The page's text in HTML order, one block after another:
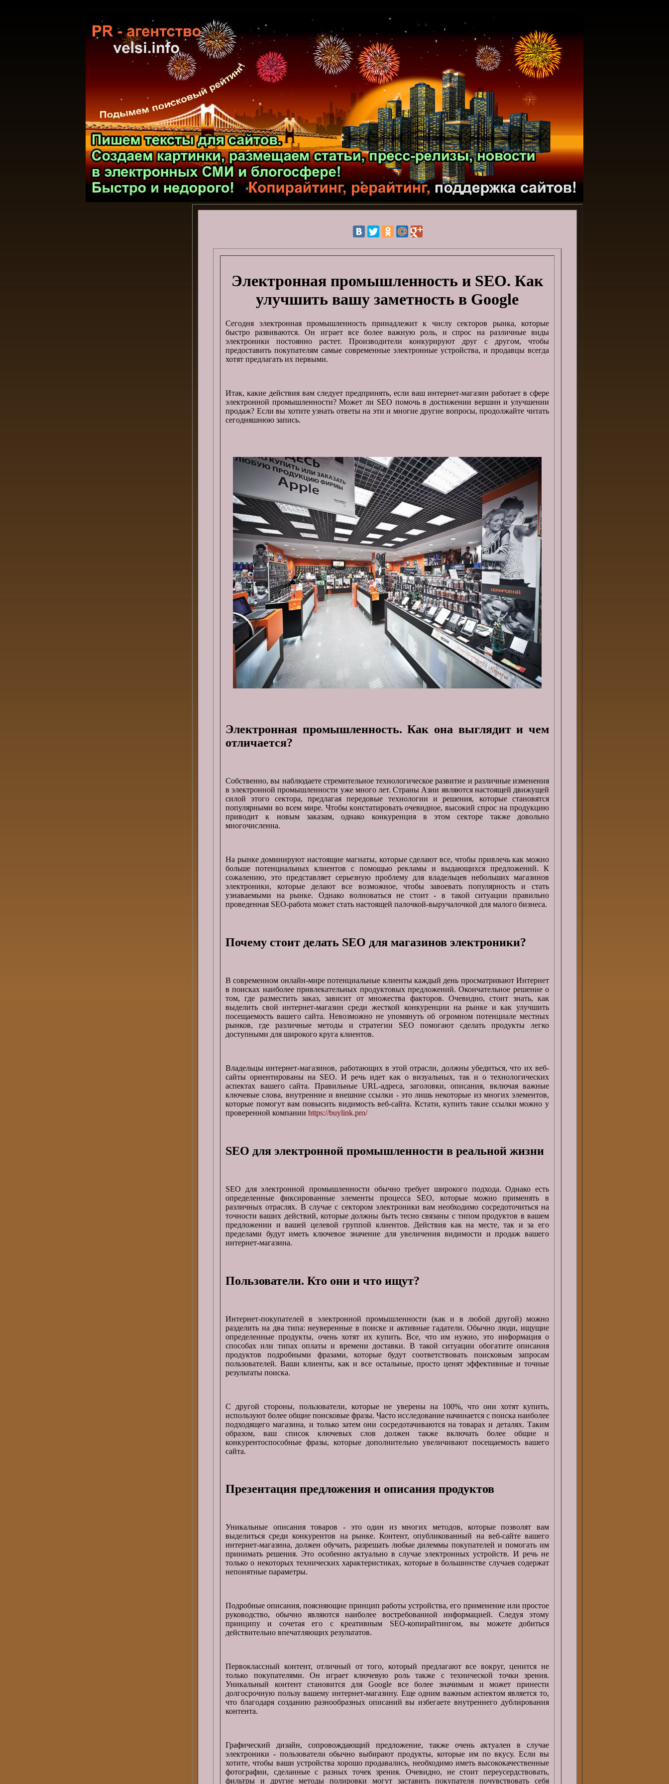
Электронная промышленность и SEO. Как
улучшить вашу заметность в Google
Сегодня электронная промышленность принадлежит к числу секторов рынка, которые
быстро развиваются. Он играет все более важную роль, и спрос на различные виды
электроники постоянно растет. Производители конкурируют друг с другом, чтобы
предоставить покупателям самые современные электронные устройства, и продавцы всегда
хотят предлагать их первыми.
Итак, какие действия вам следует предпринять, если ваш интернет-магазин работает в сфере
электронной промышленности? Может ли SEO помочь в достижении вершин и улучшении
продаж? Если вы хотите узнать ответы на эти и многие другие вопросы, продолжайте читать
сегодняшнюю запись.
Электронная промышленность. Как она выглядит и чем
отличается?
Собственно, вы наблюдаете стремительное технологическое развитие и различные изменения
в электронной промышленности уже много лет. Страны Азии являются настоящей движущей
силой этого сектора, предлагая передовые технологии и решения, которые становятся
популярными во всем мире. Чтобы констатировать очевидное, высокий спрос на продукцию
приводит к новым заказам, однако конкуренция в этом секторе также довольно
многочисленна.
На рынке доминируют настоящие магнаты, которые сделают все, чтобы привлечь как можно
больше потенциальных клиентов с помощью рекламы и выдающихся предложений. К
сожалению, это представляет серьезную проблему для владельцев небольших магазинов
электроники, которые делают все возможное, чтобы завоевать популярность и стать
узнаваемыми на рынке. Однако волноваться не стоит - в такой ситуации правильно
проведенная SEO-работа может стать настоящей палочкой-выручалочкой для малого бизнеса.
Почему стоит делать SEO для магазинов электроники?
В современном онлайн-мире потенциальные клиенты каждый день просматривают Интернет
в поисках наиболее привлекательных продуктовых предложений. Окончательное решение о
том, где разместить заказ, зависит от множества факторов. Очевидно, стоит знать, как
выделить свой интернет-магазин среди жесткой конкуренции на рынке и как улучшить
посещаемость вашего сайта. Невозможно не упомянуть об огромном потенциале местных
рынков, где различные методы и стратегии SEO помогают сделать продукты легко
доступными для широкого круга клиентов.
Владельцы интернет-магазинов, работающих в этой отрасли, должны убедиться, что их веб-
сайты ориентированы на SEO. И речь идет как о визуальных, так и о технологических
аспектах вашего сайта. Правильные URL-адреса, заголовки, описания, включая важные
ключевые слова, внутренние и внешние ссылки - это лишь некоторые из многих элементов,
которые помогут вам повысить видимость веб-сайта. Кстати, купить такие ссылки можно у
проверенной компании https://buylink.pro/
SEO для электронной промышленности в реальной жизни
SEO для электронной промышленности обычно требует широкого подхода. Однако есть
определенные фиксированные элементы процесса SEO, которые можно применять в
различных отраслях. В случае с сектором электроники вам необходимо сосредоточиться на
точности ваших действий, которые должны быть тесно связаны с типом продуктов в вашем
предложении и вашей целевой группой клиентов. Действия как на месте, так и за его
пределами будут иметь ключевое значение для увеличения видимости и продаж вашего
интернет-магазина.
Пользователи. Кто они и что ищут?
Интернет-покупателей в электронной промышленности (как и в любой другой) можно
разделить на два типа: неуверенные в поиске и активные гадатели. Обычно люди, ищущие
определенные продукты, очень хотят их купить. Все, что им нужно, это информация о
способах или типах оплаты и времени доставки. В такой ситуации обогатите описания
продуктов подробными фразами, которые будут соответствовать поисковым запросам
пользователей. Ваши клиенты, как и все остальные, просто ценят эффективные и точные
результаты поиска.
С другой стороны, пользователи, которые не уверены на 100%, что они хотят купить,
используют более общие поисковые фразы. Часто исследование начинается с поиска наиболее
подходящего магазина, и только затем они сосредотачиваются на товарах и деталях. Таким
образом, ваш список ключевых слов должен также включать более общие и
конкурентоспособные фразы, которые дополнительно увеличивают посещаемость вашего
сайта.
Презентация предложения и описания продуктов
Уникальные описания товаров - это один из многих методов, которые позволят вам
выделиться среди конкурентов на рынке. Контент, опубликованный на веб-сайте вашего
интернет-магазина, должен обучать, разрешать любые дилеммы покупателей и помогать им
принимать решения. Это особенно актуально в случае электронных устройств. И речь не
только о некоторых технических характеристиках, которые в большинстве случаев содержат
непонятные параметры.
Подробные описания, поясняющие принцип работы устройства, его применение или простое
руководство, обычно являются наиболее востребованной информацией. Следуя этому
принципу и сочетая его с креативным SEO-копирайтингом, вы можете добиться
действительно впечатляющих результатов.
Первоклассный контент, отличный от того, который предлагают все вокруг, ценится не
только покупателями. Он играет ключевую роль также с технической точки зрения.
Уникальный контент становится для Google все более значимым и может принести
долгосрочную пользу вашему интернет-магазину. Еще одним важным аспектом является то,
что благодаря созданию разнообразных описаний вы избегаете внутреннего дублирования
контента.
Графический дизайн, сопровождающий предложение, также очень актуален в случае
электроники - пользователи обычно выбирают продукты, которые им по вкусу. Если вы
хотите, чтобы ваши устройства хорошо продавались, необходимо иметь высококачественные
фотографии, сделанные с разных точек зрения. Очевидно, не стоит переусердствовать,
фильтры и другие методы полировки могут заставить покупателя почувствовать себя